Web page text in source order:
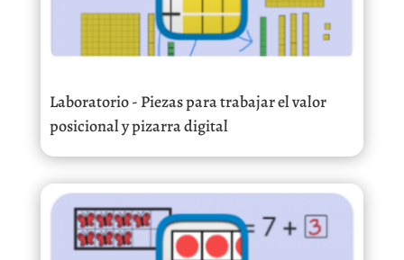
Laboratorio - Piezas para trabajar el valor
posicional y pizarra digital